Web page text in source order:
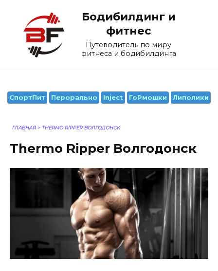
содержанию
Бодибилдинг и
фитнес
Путеводитель по миру
фитнеса и бодибилдинга
СпортПит Перорально Inject ГоРмошки Липолики
ГЛАВНАЯ > THERMO RIPPER ВОЛГОДОНСК
Thermo Ripper Волгодонск